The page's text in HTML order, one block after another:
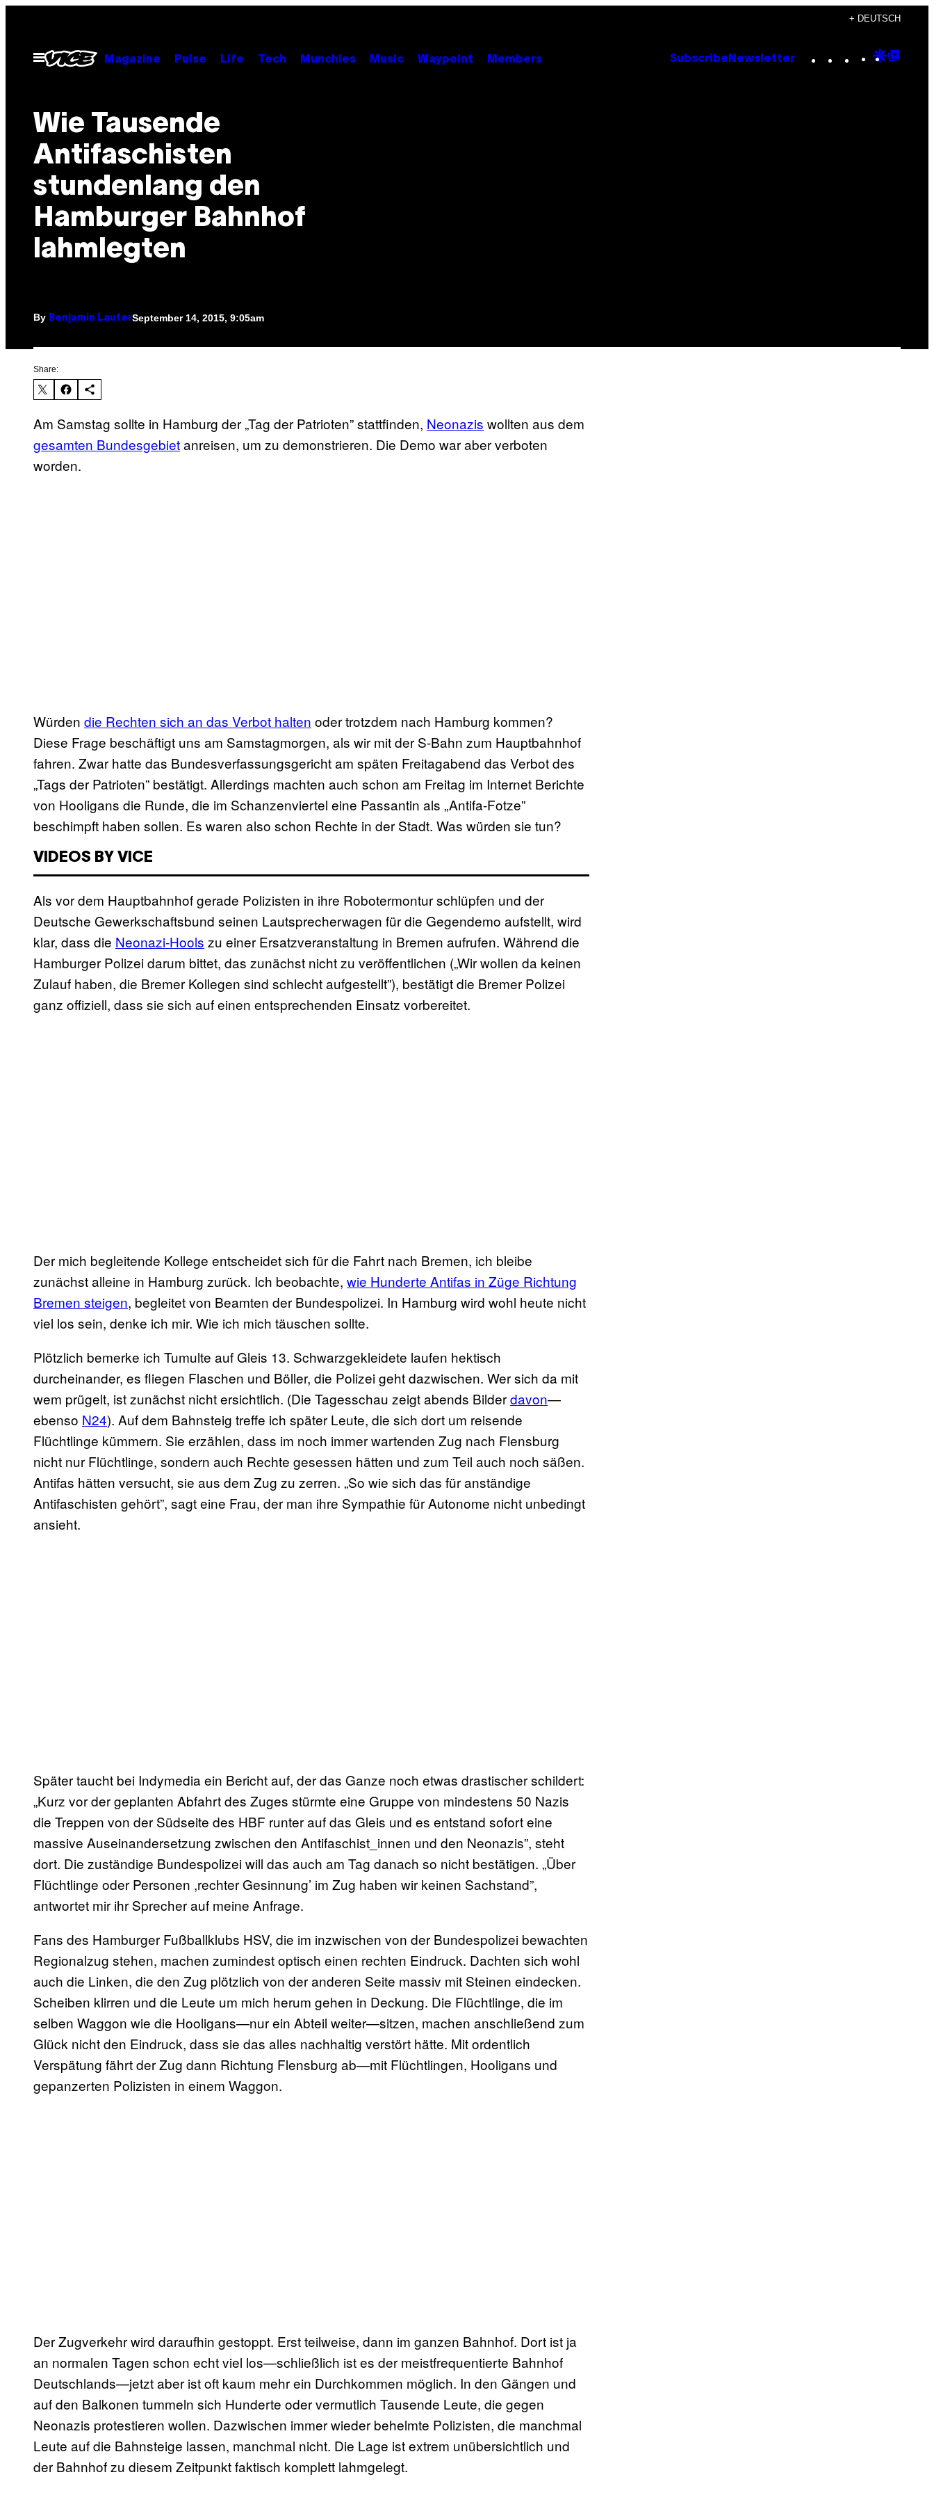
content
+ DEUTSCH
Open
Menu
Magazine Pulse Life Tech Munchies Music Waypoint Members Subscribe Newsletter Instagram
TikTok
YouTube
Google
Wie Tausende
Antifaschisten
stundenlang den
Hamburger Bahnhof
lahmlegten
By Benjamin LauferSeptember 14, 2015, 9:05am
Share:
Am Samstag sollte in Hamburg der „Tag der Patrioten” stattfinden, Neonazis wollten aus dem
gesamten Bundesgebietanreisen, um zu demonstrieren. Die Demo war aber verboten
worden.
Würden die Rechten sich an das Verbot halten oder trotzdem nach Hamburg kommen?
Diese Frage beschäftigt uns am Samstagmorgen, als wir mit der S-Bahn zum Hauptbahnhof
fahren. Zwar hatte das Bundesverfassungsgericht am späten Freitagabend das Verbot des
„Tags der Patrioten” bestätigt. Allerdings machten auch schon am Freitag im Internet Berichte
von Hooligans die Runde, die im Schanzenviertel eine Passantin als „Antifa-Fotze”
beschimpft haben sollen. Es waren also schon Rechte in der Stadt. Was würden sie tun?
VIDEOS BY VICE
Als vor dem Hauptbahnhof gerade Polizisten in ihre Robotermontur schlüpfen und der
Deutsche Gewerkschaftsbund seinen Lautsprecherwagen für die Gegendemo aufstellt, wird
klar, dass die Neonazi-Hools zu einer Ersatzveranstaltung in Bremen aufrufen. Während die
Hamburger Polizei darum bittet, das zunächst nicht zu veröffentlichen („Wir wollen da keinen
Zulauf haben, die Bremer Kollegen sind schlecht aufgestellt”), bestätigt die Bremer Polizei
ganz offiziell, dass sie sich auf einen entsprechenden Einsatz vorbereitet.
Der mich begleitende Kollege entscheidet sich für die Fahrt nach Bremen, ich bleibe
zunächst alleine in Hamburg zurück. Ich beobachte, wie Hunderte Antifas in Züge Richtung
Bremen steigen, begleitet von Beamten der Bundespolizei. In Hamburg wird wohl heute nicht
viel los sein, denke ich mir. Wie ich mich täuschen sollte.
Plötzlich bemerke ich Tumulte auf Gleis 13. Schwarzgekleidete laufen hektisch
durcheinander, es fliegen Flaschen und Böller, die Polizei geht dazwischen. Wer sich da mit
wem prügelt, ist zunächst nicht ersichtlich. (Die Tagesschau zeigt abends Bilderdavon—
ebenso N24). Auf dem Bahnsteig treffe ich später Leute, die sich dort um reisende
Flüchtlinge kümmern. Sie erzählen, dass im noch immer wartenden Zug nach Flensburg
nicht nur Flüchtlinge, sondern auch Rechte gesessen hätten und zum Teil auch noch säßen.
Antifas hätten versucht, sie aus dem Zug zu zerren. „So wie sich das für anständige
Antifaschisten gehört”, sagt eine Frau, der man ihre Sympathie für Autonome nicht unbedingt
ansieht.
Später taucht bei Indymedia ein Bericht auf, der das Ganze noch etwas drastischer schildert:
„Kurz vor der geplanten Abfahrt des Zuges stürmte eine Gruppe von mindestens 50 Nazis
die Treppen von der Südseite des HBF runter auf das Gleis und es entstand sofort eine
massive Auseinandersetzung zwischen den Antifaschist_innen und den Neonazis”, steht
dort. Die zuständige Bundespolizei will das auch am Tag danach so nicht bestätigen. „Über
Flüchtlinge oder Personen ,rechter Gesinnung’ im Zug haben wir keinen Sachstand”,
antwortet mir ihr Sprecher auf meine Anfrage.
Fans des Hamburger Fußballklubs HSV, die im inzwischen von der Bundespolizei bewachten
Regionalzug stehen, machen zumindest optisch einen rechten Eindruck. Dachten sich wohl
auch die Linken, die den Zug plötzlich von der anderen Seite massiv mit Steinen eindecken.
Scheiben klirren und die Leute um mich herum gehen in Deckung. Die Flüchtlinge, die im
selben Waggon wie die Hooligans—nur ein Abteil weiter—sitzen, machen anschließend zum
Glück nicht den Eindruck, dass sie das alles nachhaltig verstört hätte. Mit ordentlich
Verspätung fährt der Zug dann Richtung Flensburg ab—mit Flüchtlingen, Hooligans und
gepanzerten Polizisten in einem Waggon.
Der Zugverkehr wird daraufhin gestoppt. Erst teilweise, dann im ganzen Bahnhof. Dort ist ja
an normalen Tagen schon echt viel los—schließlich ist es der meistfrequentierte Bahnhof
Deutschlands—jetzt aber ist oft kaum mehr ein Durchkommen möglich. In den Gängen und
auf den Balkonen tummeln sich Hunderte oder vermutlich Tausende Leute, die gegen
Neonazis protestieren wollen. Dazwischen immer wieder behelmte Polizisten, die manchmal
Leute auf die Bahnsteige lassen, manchmal nicht. Die Lage ist extrem unübersichtlich und
der Bahnhof zu diesem Zeitpunkt faktisch komplett lahmgelegt.